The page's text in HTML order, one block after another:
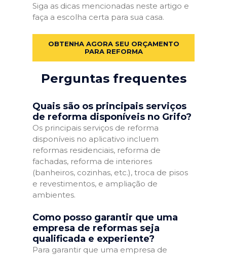
Siga as dicas mencionadas neste artigo e
faça a escolha certa para sua casa.
OBTENHA AGORA SEU ORÇAMENTO
PARA REFORMA
Perguntas frequentes
Quais são os principais serviços
de reforma disponíveis no Grifo?
Os principais serviços de reforma
disponíveis no aplicativo incluem
reformas residenciais, reforma de
fachadas, reforma de interiores
(banheiros, cozinhas, etc.), troca de pisos
e revestimentos, e ampliação de
ambientes.
Como posso garantir que uma
empresa de reformas seja
qualificada e experiente?
Para garantir que uma empresa de